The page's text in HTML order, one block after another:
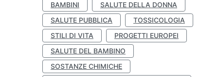
BAMBINI
SALUTE DELLA DONNA
SALUTE PUBBLICA
TOSSICOLOGIA
STILI DI VITA
PROGETTI EUROPEI
SALUTE DEL BAMBINO
SOSTANZE CHIMICHE